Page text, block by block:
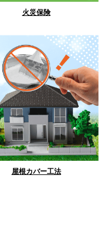
火災保険
屋根カバー工法